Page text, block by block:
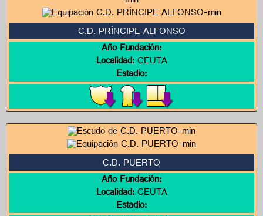
C.D. PRÍNCIPE ALFONSO
Año Fundación:
Localidad:CEUTA
Estadio:
C.D. PUERTO
Año Fundación:
Localidad:CEUTA
Estadio: